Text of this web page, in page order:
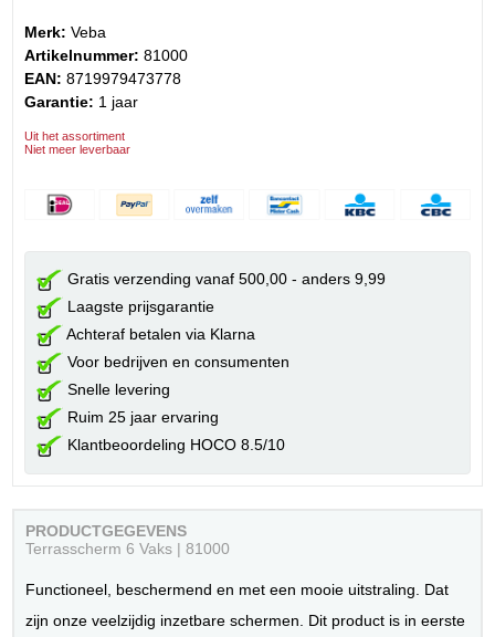
Merk: Veba
Artikelnummer: 81000
EAN: 8719979473778
Garantie: 1 jaar
Uit het assortiment
Niet meer leverbaar
Gratis verzending vanaf 500,00 - anders 9,99
Laagste prijsgarantie
Achteraf betalen via Klarna
Voor bedrijven en consumenten
Snelle levering
Ruim 25 jaar ervaring
Klantbeoordeling HOCO 8.5/10
PRODUCTGEGEVENS
Terrasscherm 6 Vaks | 81000
Functioneel, beschermend en met een mooie uitstraling. Dat
zijn onze veelzijdig inzetbare schermen. Dit product is in eerste